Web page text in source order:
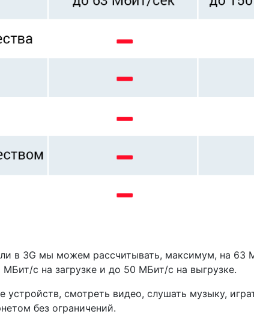
в 3G мы можем рассчитывать, максимум, на 63
с на загрузке и до 50 МБит/с на выгрузке.
смотреть видео, слушать музыку,
без ограничений.